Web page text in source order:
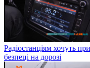
Радіостанціям хочуть
безпеці на дорозі